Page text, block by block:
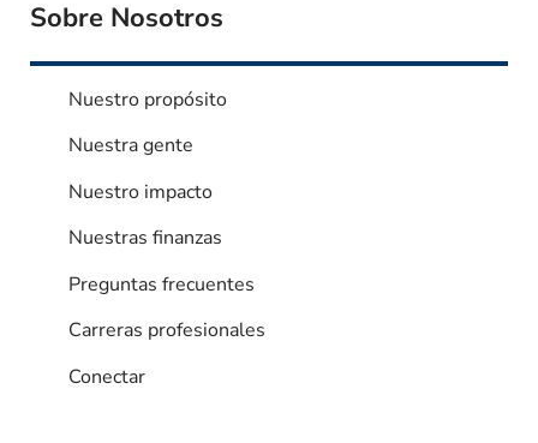
Sobre Nosotros
Nuestro propósito
Nuestra gente
Nuestro impacto
Nuestras finanzas
Preguntas frecuentes
Carreras profesionales
Conectar